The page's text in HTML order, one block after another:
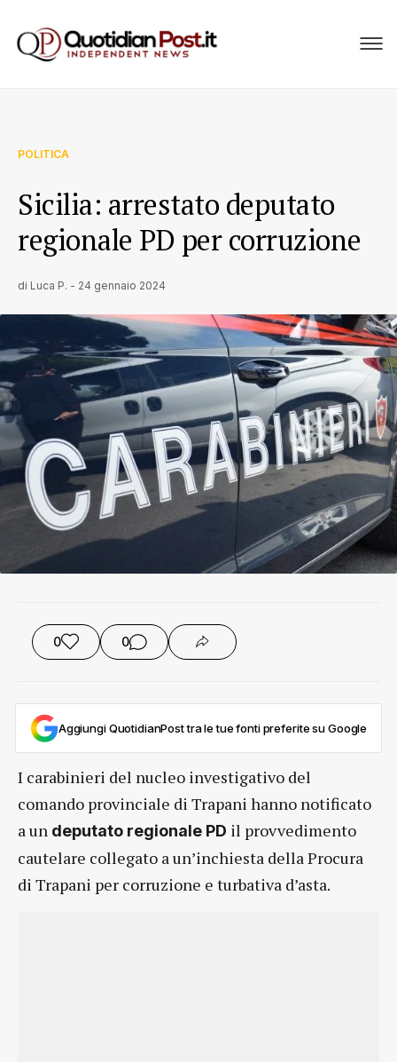
POLITICA
Sicilia: arrestato deputato
regionale PD per corruzione
di Luca P. - 24 gennaio 2024
0 0
Aggiungi QuotidianPost tra le tue fonti preferite su Google
I carabinieri del nucleo investigativo del
comando provinciale di Trapani hanno notificato
a un deputato regionale PD il provvedimento
cautelare collegato a un’inchiesta della Procura
di Trapani per corruzione e turbativa d’asta.